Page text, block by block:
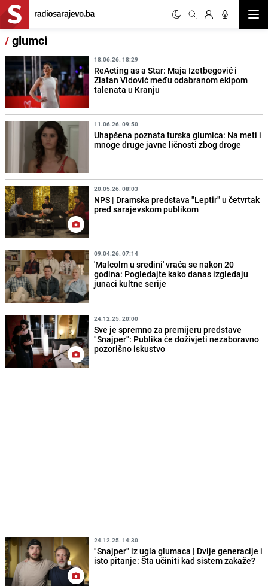
/glumci
18.06.26. 18:29
ReActing as a Star: Maja Izetbegović i
Zlatan Vidović među odabranom ekipom
talenata u Kranju
11.06.26. 09:50
Uhapšena poznata turska glumica: Na meti i
mnoge druge javne ličnosti zbog droge
20.05.26. 08:03
NPS | Dramska predstava "Leptir" u četvrtak
pred sarajevskom publikom
09.04.26. 07:14
'Malcolm u sredini' vraća se nakon 20
godina: Pogledajte kako danas izgledaju
junaci kultne serije
24.12.25. 20:00
Sve je spremno za premijeru predstave
"Snajper": Publika će doživjeti nezaboravno
pozorišno iskustvo
24.12.25. 14:30
"Snajper" iz ugla glumaca | Dvije generacije i
isto pitanje: Šta učiniti kad sistem zakaže?